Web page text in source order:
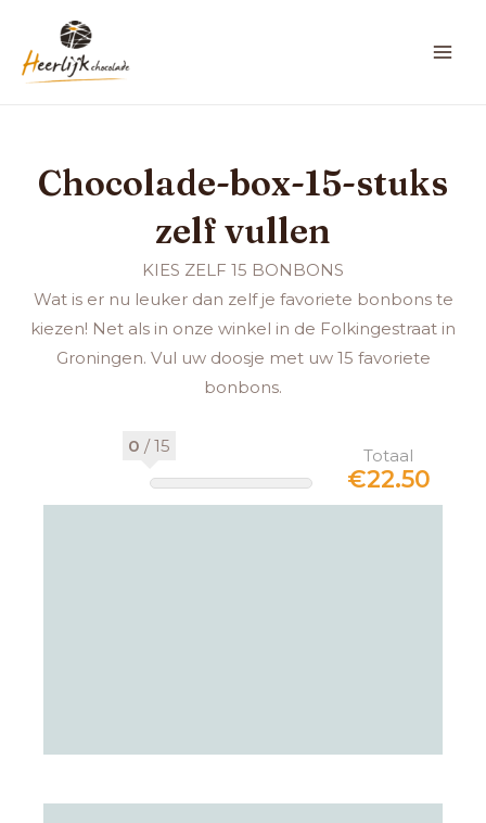
Chocolade-box-15-stuks
zelf vullen
KIES ZELF 15 BONBONS
Wat is er nu leuker dan zelf je favoriete bonbons te
kiezen! Net als in onze winkel in de Folkingestraat in
Groningen. Vul uw doosje met uw 15 favoriete
bonbons.
0 / 15 Totaal
€22.50
zelf
vullen